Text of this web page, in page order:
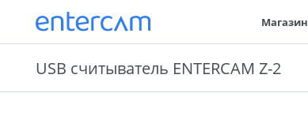
Магазин
USB считыватель ENTERCAM Z-2